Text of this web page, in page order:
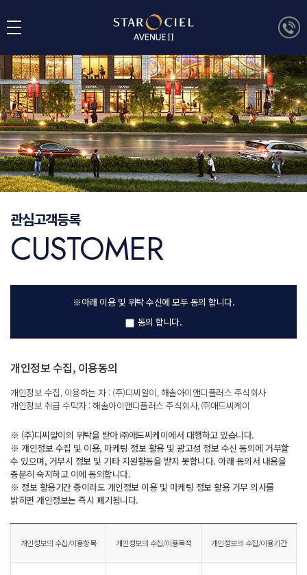
관심고객등록
CUSTOMER
※아래 이용 및 위탁 수신에 모두 동의 합니다.
동의 합니다.
개인정보 수집, 이용동의
개인정보 수집, 이용하는 자 : (주)디씨알이, 해솔아이앤디플러스 주식회사
개인정보 취급 수탁자 : 해솔아이앤디플러스 주식회사, ㈜애드씨케이
※ (주)디씨알이의 위탁을 받아 ㈜애드씨케이에서 대행하고 있습니다.
※ 개인정보 수집 및 이용, 마케팅 정보 활용 및 광고성 정보 수신 동의에 거부할
수 있으며, 거부시 정보 및 기타 지원활동을 받지 못합니다. 아래 동의서 내용을
충분히 숙지하고 이에 동의합니다.
※ 정보 활용기간 중이라도 개인정보 이용 및 마케팅 정보 활용 거부 의사를
밝히면 개인정보는 즉시 폐기됩니다.
개인정보의 수집/이용항목 개인정보의 수집/이용목적 개인정보의 수집/이용기간